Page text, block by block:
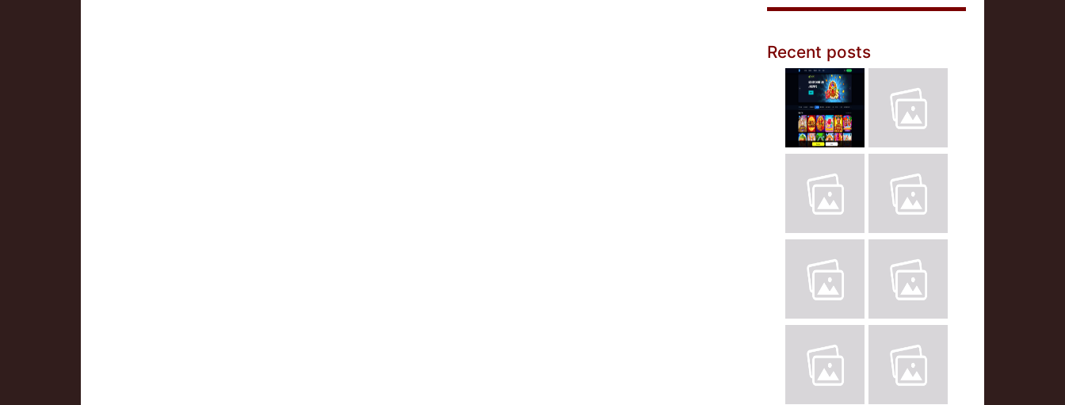
Recent posts